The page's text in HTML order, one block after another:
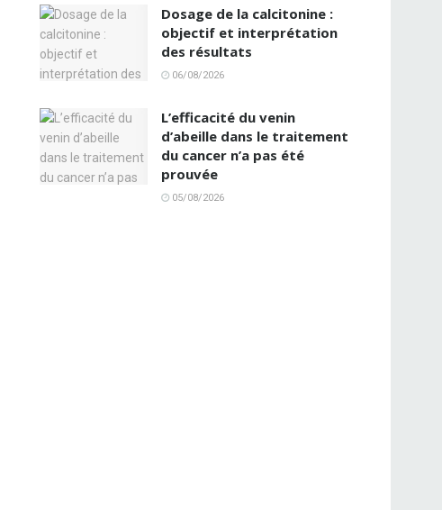
Dosage de la calcitonine :
objectif et interprétation
des résultats
06/08/2026
L’efficacité du venin
d’abeille dans le traitement
du cancer n’a pas été
prouvée
05/08/2026